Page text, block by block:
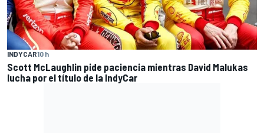
INDYCAR10 h
Scott McLaughlin pide paciencia mientras David Malukas
lucha por el título de la IndyCar